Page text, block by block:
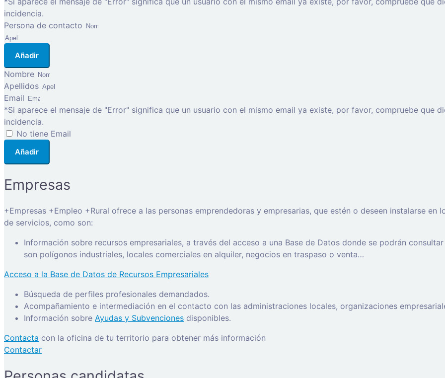
incidencia.
Persona de contacto
Añadir
Nombre
Apellidos
Email
*Si aparece el mensaje de "Error" significa que un usuario con el mismo email ya existe, por favor, compruebe que
incidencia.
No tiene Email
Añadir
Empresas
+Empresas +Empleo +Rural ofrece a las personas emprendedoras y empresarias, que estén o deseen instalarse
de servicios, como son:
Información sobre recursos empresariales, a través del acceso a una Base de Datos donde se podrán
son polígonos industriales, locales comerciales en alquiler, negocios en traspaso o venta…
Acceso a la Base de Datos de Recursos Empresariales
Búsqueda de perfiles profesionales demandados.
Acompañamiento e intermediación en el contacto con las administraciones locales, organizaciones
Información sobre Ayudas y Subvenciones disponibles.
Contacta con la oficina de tu territorio para obtener más información
Contactar